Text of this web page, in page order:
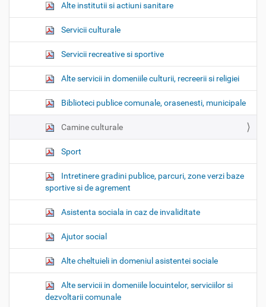
Alte institutii si actiuni sanitare
Servicii culturale
Servicii recreative si sportive
Alte servicii in domeniile culturii, recreerii si religiei
Biblioteci publice comunale, orasenesti, municipale
Camine culturale
Sport
Intretinere gradini publice, parcuri, zone verzi baze
sportive si de agrement
Asistenta sociala in caz de invaliditate
Ajutor social
Alte cheltuieli in domeniul asistentei sociale
Alte servicii in domeniile locuintelor, serviciilor si
dezvoltarii comunale